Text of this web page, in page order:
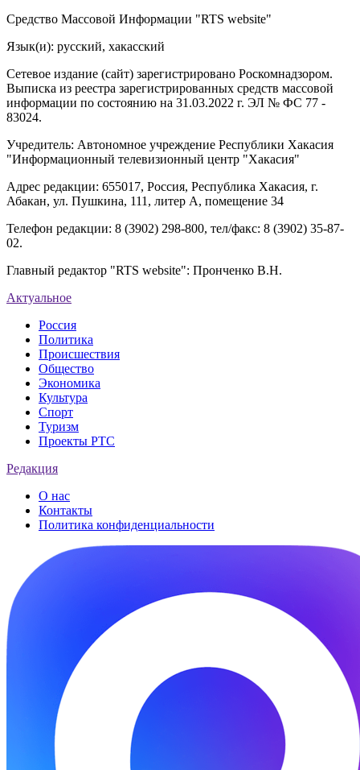
Средство Массовой Информации "RTS website"
Язык(и): русский, хакасский
Сетевое издание (сайт) зарегистрировано Роскомнадзором.
Выписка из реестра зарегистрированных средств массовой
информации по состоянию на 31.03.2022 г. ЭЛ № ФС 77 -
83024.
Учредитель: Автономное учреждение Республики Хакасия
"Информационный телевизионный центр "Хакасия"
Адрес редакции: 655017, Россия, Республика Хакасия, г.
Абакан, ул. Пушкина, 111, литер А, помещение 34
Телефон редакции: 8 (3902) 298-800, тел/факс: 8 (3902) 35-87-
02.
Главный редактор "RTS website": Пронченко В.Н.
Актуальное
Россия
Политика
Происшествия
Общество
Экономика
Культура
Спорт
Туризм
Проекты РТС
Редакция
О нас
Контакты
Политика конфиденциальности